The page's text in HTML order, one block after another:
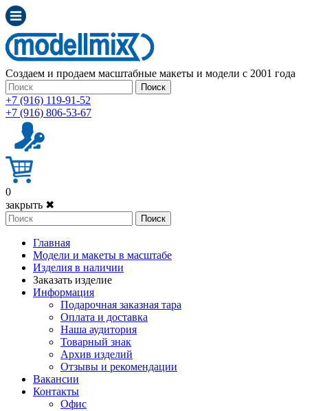
Создаем и продаем масштабные макеты и модели с 2001 года
Поиск
+7 (916) 119-91-52
+7 (916) 806-53-67
0
закрыть ✖
Поиск
Главная
Модели и макеты в масштабе
Изделия в наличии
Заказать изделие
Информация
Подарочная заказная тара
Оплата и доставка
Наша аудитория
Товарный знак
Архив изделий
Отзывы и рекомендации
Вакансии
Контакты
Офис